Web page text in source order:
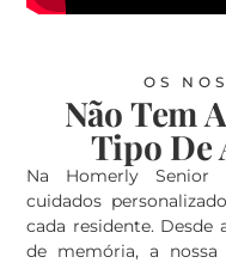
OS
Não Tem
Tipo De
Na Homerly Senior
cuidados
cada residente. Desde
de memória, a nossa